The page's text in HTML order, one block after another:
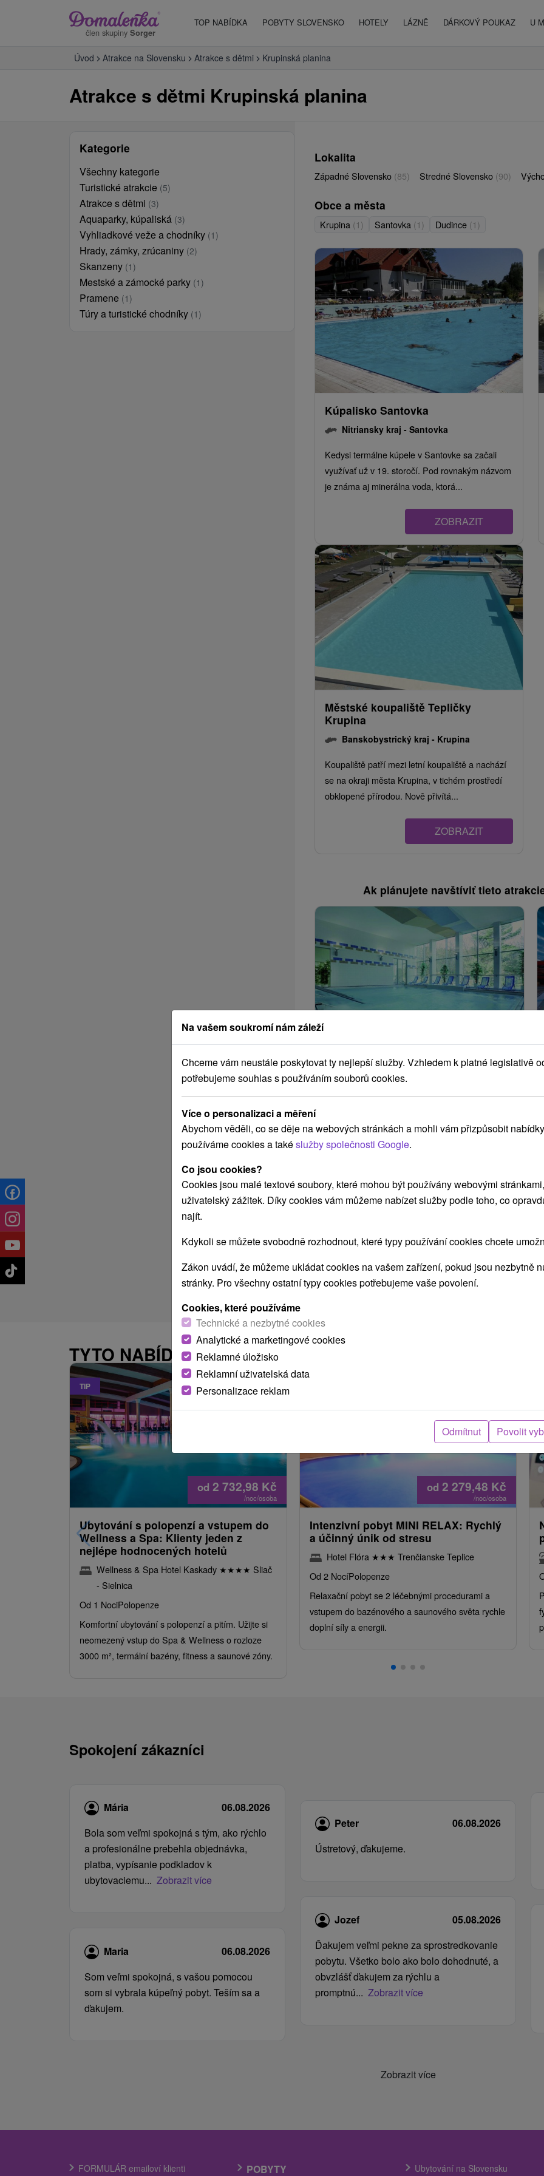
člen skupiny Sorger
TOP NABÍDKA POBYTY SLOVENSKO HOTELY LÁZNĚ DÁRKOVÝ POUKAZ U
Úvod Atrakce na Slovensku Atrakce s dětmi Krupinská planina
Atrakce s dětmi Krupinská planina
Kategorie
Všechny kategorie
Turistické atrakcie (5)
Atrakce s dětmi (3)
Aquaparky, kúpaliská (3)
Vyhliadkové veže a chodníky (1)
Hrady, zámky, zrúcaniny (2)
Skanzeny (1)
Mestské a zámocké parky (1)
Pramene (1)
Túry a turistické chodníky (1)
Lokalita
Západné Slovensko (85) Stredné Slovensko (90)
Obce a města
Krupina (1) Santovka (1) Dudince (1)
Kúpalisko Santovka
Nitriansky kraj - Santovka
Kedysi termálne kúpele v Santovke sa začali
využívať už v 19. storočí. Pod rovnakým názvom
je známa aj minerálna voda, ktorá...
ZOBRAZIT
Městské koupaliště Tepličky
Krupina
Banskobystrický kraj - Krupina
Koupaliště patří mezi letní koupaliště a nachází
se na okraji města Krupina, v tichém prostředí
obklopené přírodou. Nově přivítá...
ZOBRAZIT
Ak plánujete navštíviť tieto
MEDICAL GOLD: Léčebně relaxační
pobyt pro tělo i duši
Lázně Dudince
Pobyt pro ty, kteří chtějí spojit léčebnou péči,
TYTO NABÍDKY BY VÁS MOHLY TAKÉ ZAJÍMAT
TIP
od 2 732,98 Kč
/noc/osoba
Ubytování s polopenzí a vstupem do
Wellness a Spa: Klienty jeden z
nejlépe hodnocených hotelů
Wellness & Spa Hotel Kaskady ★★★★ Sliač
- Sielnica
Od 1 NociPolopenze
Komfortní ubytování s polopenzí a pitím. Užijte si
neomezený vstup do Spa & Wellness o rozloze
3000 m², termální bazény, fitness a saunové zóny.
od 2 279,48 Kč
/noc/osoba
Intenzivní pobyt MINI RELAX: Rychlý
a účinný únik od stresu
Hotel Flóra ★★★ Trenčianske Teplice
Od 2 NocíPolopenze
Relaxační pobyt se 2 léčebnými procedurami a
vstupem do bazénového a saunového světa rychle
doplní síly a energii.
Spokojení zákazníci
Mária
06.08.2026
Bola som veľmi spokojná s tým, ako rýchlo
a profesionálne prebehla objednávka,
platba, vypísanie podkladov k
ubytovaciemu... Zobrazit více
Maria
06.08.2026
Som veľmi spokojná, s vašou pomocou
som si vybrala kúpeľný pobyt. Teším sa a
ďakujem.
Peter
06.08.2026
Ústretový, ďakujeme.
Jozef
05.08.2026
Ďakujem veľmi pekne za sprostredkovanie
pobytu. Všetko bolo ako bolo dohodnuté, a
obvzlášť ďakujem za rýchlu a
promptnú... Zobrazit více
Zobrazit více
FORMULÁR emailoví klienti POBYTY Ubytování na Slovensku
Na vašem soukromí nám záleží
Chceme vám neustále poskytovat ty nejlepší služby. Vzhledem k platné legislativě
potřebujeme souhlas s používáním souborů cookies.
Více o personalizaci a měření
Abychom věděli, co se děje na webových stránkách a mohli vám přizpůsobit
používáme cookies a takéslužby společnosti Google.
Co jsou cookies?
Cookies jsou malé textové soubory, které mohou být používány webovými
uživatelský zážitek. Díky cookies vám můžeme nabízet služby podle toho, co
najít.
Kdykoli se můžete svobodně rozhodnout, které typy používání cookies chcete
Zákon uvádí, že můžeme ukládat cookies na vašem zařízení, pokud jsou nezbytně
stránky. Pro všechny ostatní typy cookies potřebujeme vaše povolení.
Cookies, které používáme
Technické a nezbytné cookies
Analytické a marketingové cookies
Reklamné úložisko
Reklamní uživatelská data
Personalizace reklam
Odmítnut Povolit